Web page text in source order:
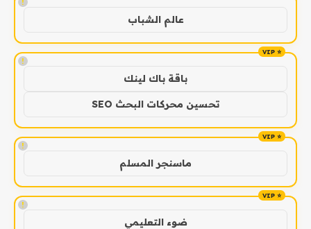
عالم الشباب
!
باقة باك لينك
تحسين محركات البحث SEO
!
ماسنجر المسلم
!
ضوء التعليمي